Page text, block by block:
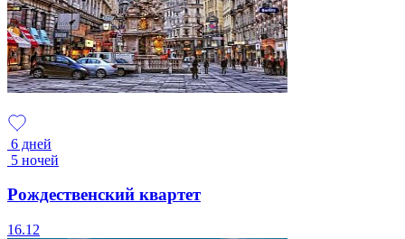
6 дней
5 ночей
Рождественский квартет
16.12